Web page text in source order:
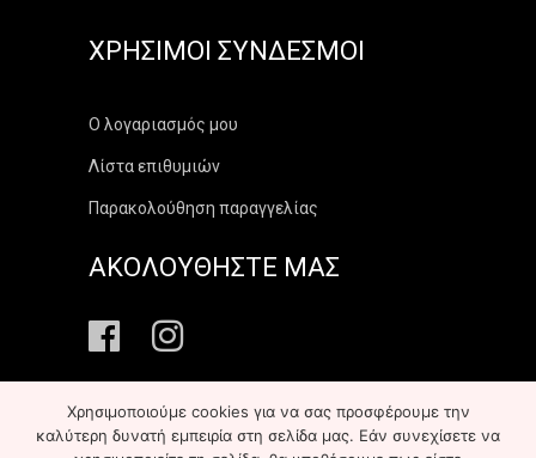
ΧΡΉΣΙΜΟΙ ΣΎΝΔΕΣΜΟΙ
Ο λογαριασμός μου
Λίστα επιθυμιών
Παρακολούθηση παραγγελίας
ΑΚΟΛΟΥΘΗΣΤΕ ΜΑΣ
Χρησιμοποιούμε cookies για να σας προσφέρουμε την
καλύτερη δυνατή εμπειρία στη σελίδα μας. Εάν συνεχίσετε να